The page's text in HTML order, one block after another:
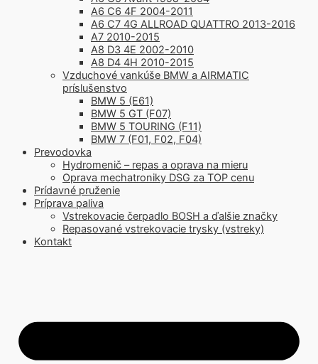
A6 C6 4F 2004-2011
A6 C7 4G ALLROAD QUATTRO 2013-2016
A7 2010-2015
A8 D3 4E 2002-2010
A8 D4 4H 2010-2015
Vzduchové vankúše BMW a AIRMATIC
príslušenstvo
BMW 5 (E61)
BMW 5 GT (F07)
BMW 5 TOURING (F11)
BMW 7 (F01, F02, F04)
Prevodovka
Hydromenič – repas a oprava na mieru
Oprava mechatroniky DSG za TOP cenu
Prídavné pruženie
Príprava paliva
Vstrekovacie čerpadlo BOSH a ďalšie značky
Repasované vstrekovacie trysky (vstreky)
Kontakt